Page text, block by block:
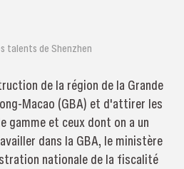
talents de Shenzhen
de la région de la Grande
Macao (GBA) et d'attirer les
gamme et ceux dont on a un
dans la GBA, le ministère
nationale de la fiscalité